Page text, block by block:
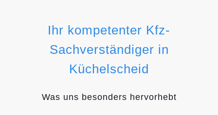
Ihr kompetenter Kfz-
Sachverständiger in
Küchelscheid
Was uns besonders hervorhebt